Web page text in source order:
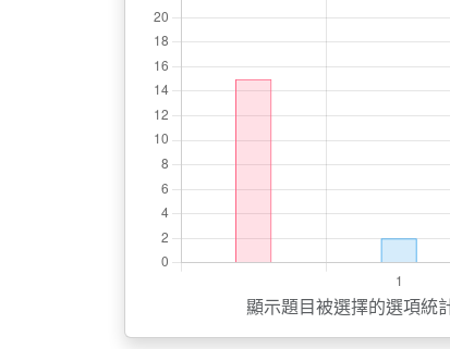
顯示題目被選擇的選項統